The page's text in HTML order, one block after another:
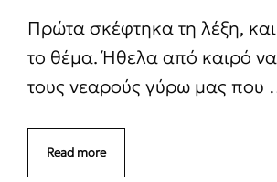
Πρώτα σκέφτηκα τη λέξη,
το θέμα. Ήθελα από καιρό
τους νεαρούς γύρω μας που
Read more